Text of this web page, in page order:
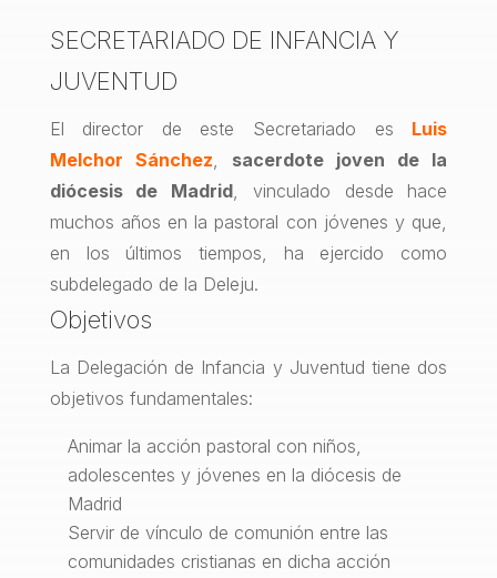
SECRETARIADO DE INFANCIA Y
JUVENTUD
El director de este Secretariado es Luis
Melchor Sánchez, sacerdote joven de la
diócesis de Madrid, vinculado desde hace
muchos años en la pastoral con jóvenes y que,
en los últimos tiempos, ha ejercido como
subdelegado de la Deleju.
Objetivos
La Delegación de Infancia y Juventud tiene dos
objetivos fundamentales:
Animar la acción pastoral con niños,
adolescentes y jóvenes en la diócesis de
Madrid
Servir de vínculo de comunión entre las
comunidades cristianas en dicha acción